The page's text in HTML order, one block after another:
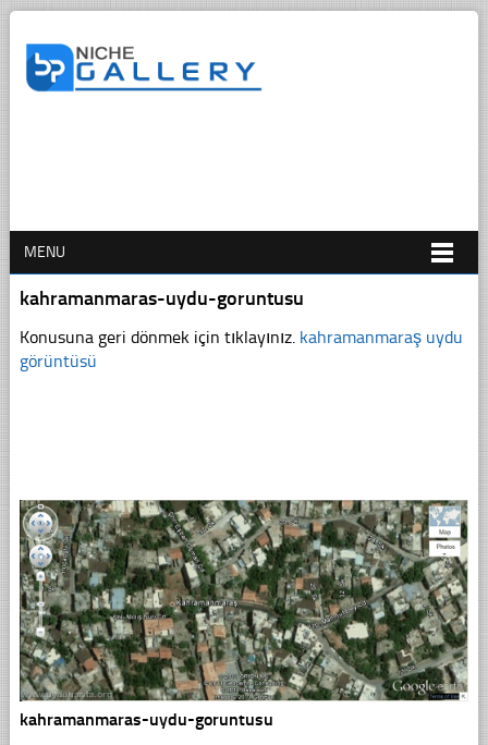
MENU
kahramanmaras-uydu-goruntusu
Konusuna geri dönmek için tıklayınız. kahramanmaraş uydu
görüntüsü
kahramanmaras-uydu-goruntusu